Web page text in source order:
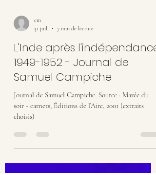
cm
31 juil.
7 min de lecture
L'Inde après l'indépendance
1949-1952 - Journal de
Samuel Campiche
Journal de Samuel Campiche. Source : Marée du